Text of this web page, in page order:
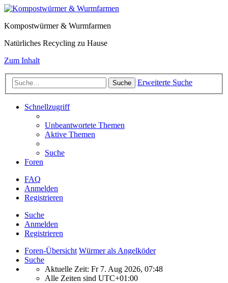
Kompostwürmer & Wurmfarmen
Natürliches Recycling zu Hause
Zum Inhalt
Suche Erweiterte Suche
Schnellzugriff
Unbeantwortete Themen
Aktive Themen
Suche
Foren
FAQ
Anmelden
Registrieren
Suche
Anmelden
Registrieren
Foren-Übersicht Würmer als Angelköder
Suche
Aktuelle Zeit: Fr 7. Aug 2026, 07:48
Alle Zeiten sind UTC+01:00